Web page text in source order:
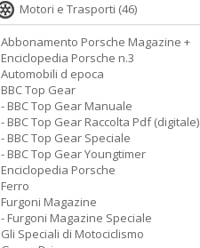
Motori e Trasporti (46)
Abbonamento Porsche Magazine +
Enciclopedia Porsche n.3
Automobili d epoca
BBC Top Gear
- BBC Top Gear Manuale
- BBC Top Gear Raccolta Pdf (digitale)
- BBC Top Gear Speciale
- BBC Top Gear Youngtimer
Enciclopedia Porsche
Ferro
Furgoni Magazine
- Furgoni Magazine Speciale
Gli Speciali di Motociclismo